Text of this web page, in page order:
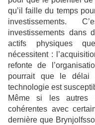
qu’il faille du temps
investissements.
investissements dans
actifs physiques
nécessitent :
refonte de
pourrait que le délai
technologie est
Même si les autres
cohérentes avec
dernière que